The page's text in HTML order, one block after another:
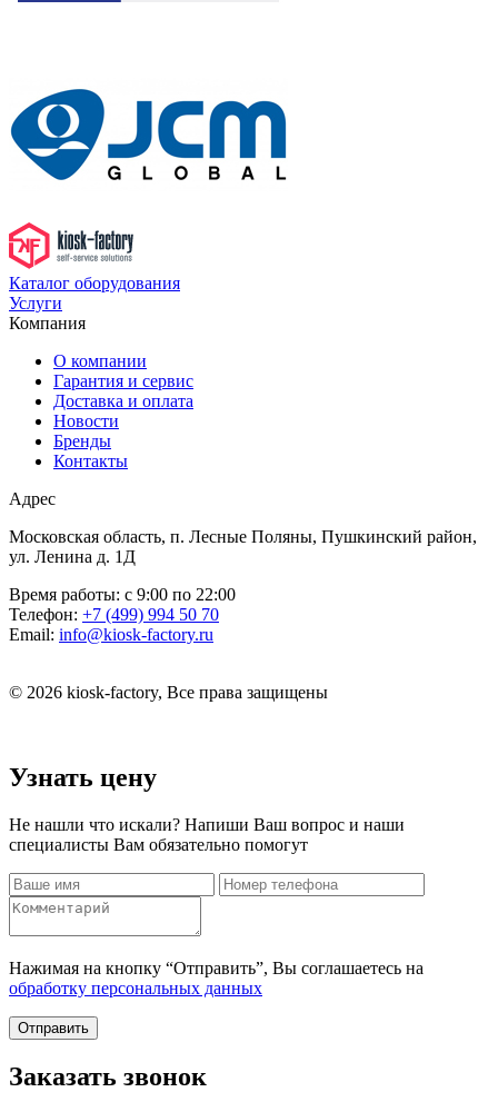
Каталог оборудования
Услуги
Компания
О компании
Гарантия и сервис
Доставка и оплата
Новости
Бренды
Контакты
Адрес
Московская область, п. Лесные Поляны, Пушкинский район,
ул. Ленина д. 1Д
Время работы: с 9:00 по 22:00
Телефон: +7 (499) 994 50 70
Email: info@kiosk-factory.ru
© 2026 kiosk-factory, Все права защищены
Узнать цену
Не нашли что искали? Напиши Ваш вопрос и наши
специалисты Вам обязательно помогут
Нажимая на кнопку “Отправить”, Вы соглашаетесь на
обработку персональных данных
Отправить
Заказать звонок